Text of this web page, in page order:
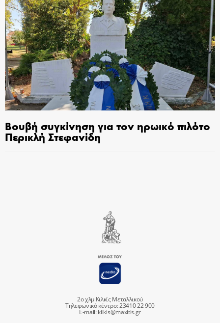
Βουβή συγκίνηση για τον ηρωικό πιλότο
Περικλή Στεφανίδη
2ο χλμ Κιλκίς Μεταλλικού
Τηλεφωνικό κέντρο: 23410 22 900
E-mail:kilkis@maxitis.gr